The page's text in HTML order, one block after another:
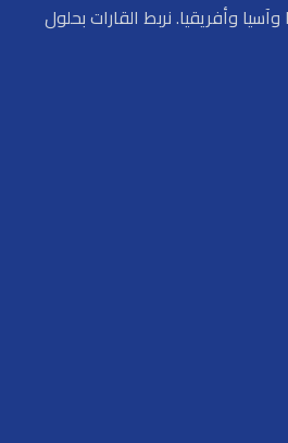
وأفريقيا. نربط القارات بحلول